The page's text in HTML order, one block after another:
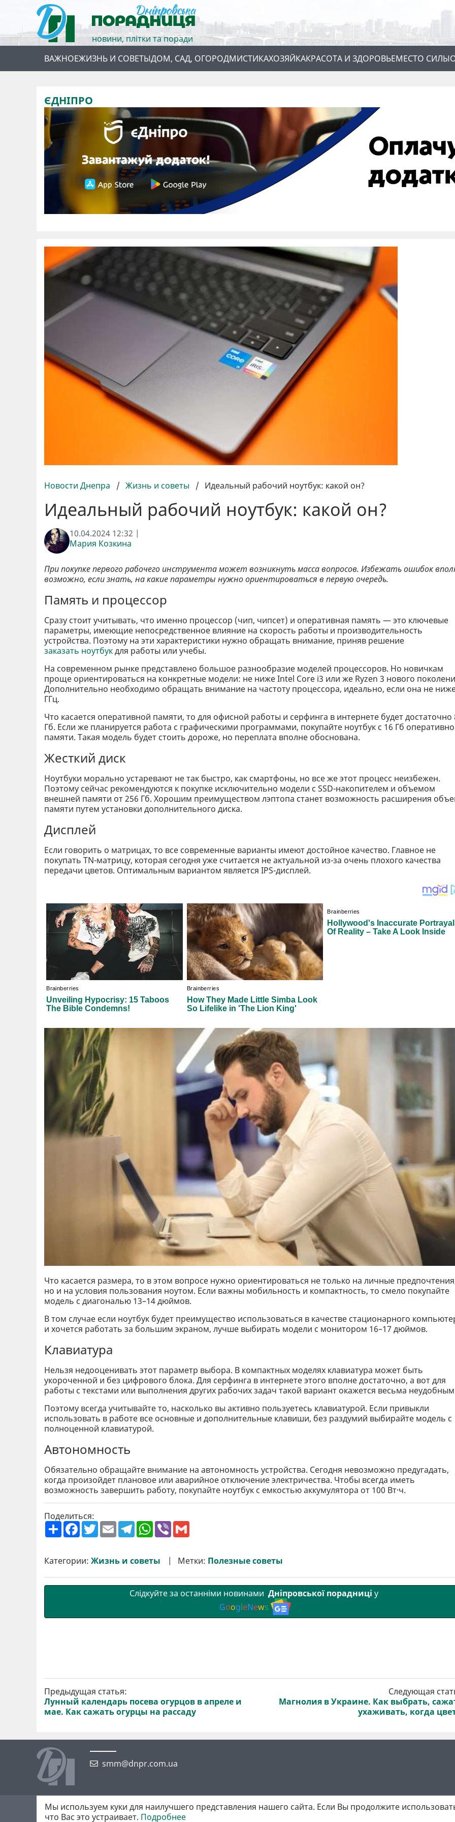
новини, плітки та поради
ВАЖНОЕЖИЗНЬ И СОВЕТЫДОМ, САД, ОГОРОДМИСТИКАХОЗЯЙКАКРАСОТА И ЗДОРОВЬЕМЕСТО СИЛЫ
ЄДНІПРО
Новости Днепра / Жизнь и советы / Идеальный рабочий ноутбук: какой он?
Идеальный рабочий ноутбук: какой он?
10.04.2024 12:32 |
Мария Козкина
При покупке первого рабочего инструмента может возникнуть масса вопросов. Избежать ошибок
возможно, если знать, на какие параметры нужно ориентироваться в первую очередь.
Память и процессор
Сразу стоит учитывать, что именно процессор (чип, чипсет) и оперативная память — это ключевые
параметры, имеющие непосредственное влияние на скорость работы и производительность
устройства. Поэтому на эти характеристики нужно обращать внимание, приняв решение
заказать ноутбукдля работы или учебы.
На современном рынке представлено большое разнообразие моделей процессоров. Но новичкам
проще ориентироваться на конкретные модели: не ниже Intel Core i3 или же Ryzen 3 нового
Дополнительно необходимо обращать внимание на частоту процессора, идеально, если она не
ГГц.
Что касается оперативной памяти, то для офисной работы и серфинга в интернете будет достаточно
Гб. Если же планируется работа с графическими программами, покупайте ноутбук с 16 Гб
памяти. Такая модель будет стоить дороже, но переплата вполне обоснована.
Жесткий диск
Ноутбуки морально устаревают не так быстро, как смартфоны, но все же этот процесс неизбежен.
Поэтому сейчас рекомендуются к покупке исключительно модели с SSD-накопителем и объемом
внешней памяти от 256 Гб. Хорошим преимуществом лэптопа станет возможность расширения
памяти путем установки дополнительного диска.
Дисплей
Если говорить о матрицах, то все современные варианты имеют достойное качество. Главное не
покупать TN-матрицу, которая сегодня уже считается не актуальной из-за очень плохого качества
передачи цветов. Оптимальным вариантом является IPS-дисплей.
Что касается размера, то в этом вопросе нужно ориентироваться не только на личные
но и на условия пользования ноутом. Если важны мобильность и компактность, то смело покупайте
модель с диагональю 13–14 дюймов.
В том случае если ноутбук будет преимущество использоваться в качестве стационарного
и хочется работать за большим экраном, лучше выбирать модели с монитором 16–17 дюймов.
Клавиатура
Нельзя недооценивать этот параметр выбора. В компактных моделях клавиатура может быть
укороченной и без цифрового блока. Для серфинга в интернете этого вполне достаточно, а вот для
работы с текстами или выполнения других рабочих задач такой вариант окажется весьма
Поэтому всегда учитывайте то, насколько вы активно пользуетесь клавиатурой. Если привыкли
использовать в работе все основные и дополнительные клавиши, без раздумий выбирайте модель с
полноценной клавиатурой.
Автономность
Обязательно обращайте внимание на автономность устройства. Сегодня невозможно предугадать,
когда произойдет плановое или аварийное отключение электричества. Чтобы всегда иметь
возможность завершить работу, покупайте ноутбук с емкостью аккумулятора от 100 Вт·ч.
Поделиться:
П
о
р
и
F
a
b
o
T
w
t
e
E
m
l
T
e
g
r
W
h
s
A
V
l
Категории: Жизнь и советы Метки: Полезные советы
Слідкуйте за останніми новинами Дніпровської порадниці у
GoogleNews
Предыдущая статья:
Лунный календарь посева огурцов в апреле и
мае. Как сажать огурцы на рассаду
Следующая
Магнолия в Украине. Как выбрать,
ухаживать, когда
smm@dnpr.com.ua
©2026 https://dnpr.com.ua Дніпровська порадниця
Всі права захищені. При повному або частковому використанні матеріалів обов'язкове активне гіперпосилання у першому абзаці.
Мы используем куки для наилучшего представления нашего сайта. Если Вы продолжите
что Вас это устраивает. Подробнее